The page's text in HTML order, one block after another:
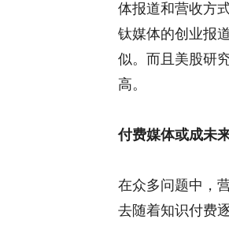
体报道和营收方
钛媒体的创业报
似。而且美股研
高。
付费媒体或成未
在众多问题中，
去随着知识付费